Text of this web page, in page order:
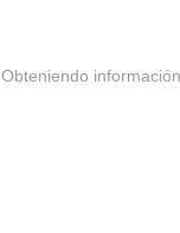
Obteniendo